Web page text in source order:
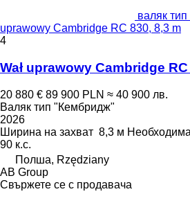
валяк
uprawowy Cambridge RC 830, 8,3 m
4
Wał uprawowy Cambridge
20 880 € 89 900 PLN ≈ 40 900 лв.
Валяк тип "Кембридж"
2026
Ширина на захват 8,3 м
90 к.с.
Полша, Rzędziany
AB Group
Свържете се с продавача